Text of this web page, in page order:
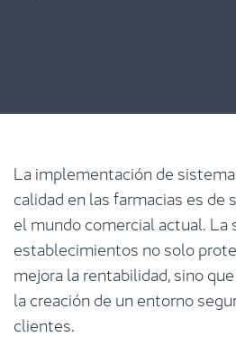
La implementación de
calidad en las farmacias es de
el mundo comercial actual. La
establecimientos no solo
mejora la rentabilidad, sino
la creación de un entorno
clientes.